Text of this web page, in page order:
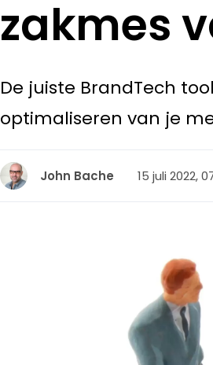
zakmes
De juiste BrandTech
optimaliseren van je
John Bache 15 juli 2022,